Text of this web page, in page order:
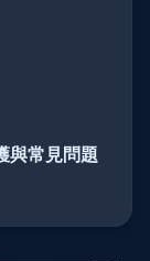
與常見問題